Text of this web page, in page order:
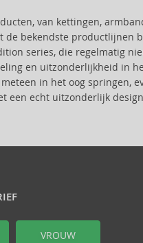
van kettingen,
de bekendste productlijnen
series, die regelmatig
en uitzonderlijkheid in
in het oog springen,
een echt uitzonderlijk
VROUW